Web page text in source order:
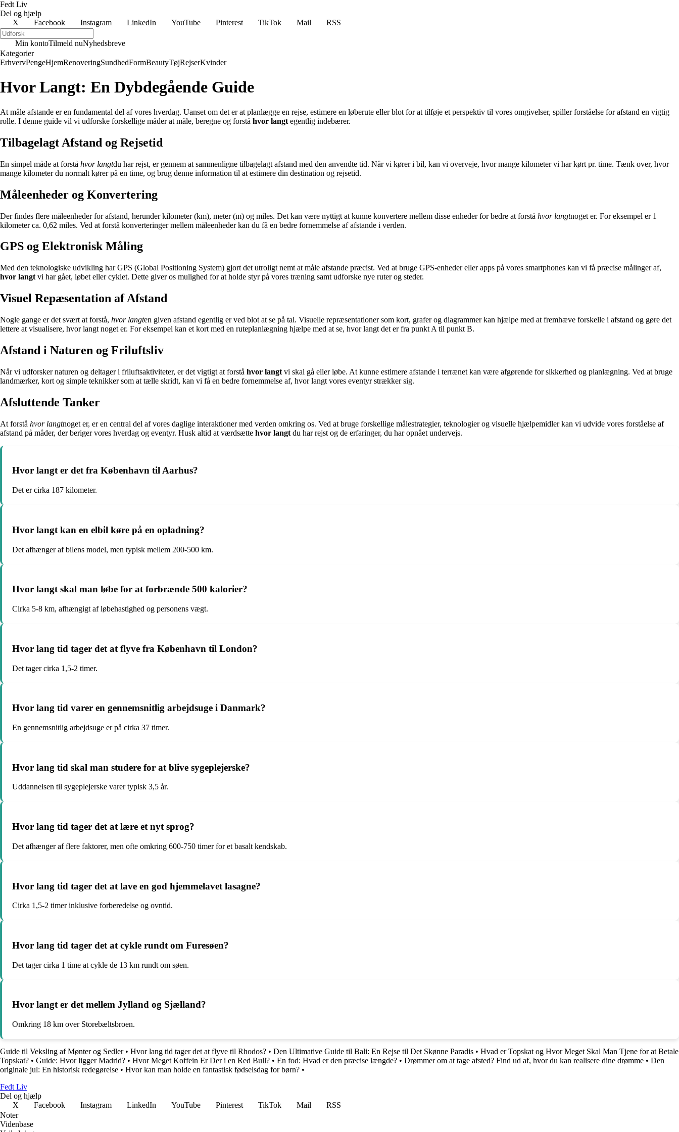
Fedt Liv
Del og hjælp
X
Facebook Instagram LinkedIn YouTube Pinterest TikTok Mail RSS
Min kontoTilmeld nuNyhedsbreve
Kategorier
ErhvervPengeHjemRenoveringSundhedFormBeautyTøjRejserKvinder
Hvor Langt: En Dybdegående Guide
At måle afstande er en fundamental del af vores hverdag. Uanset om det er at planlægge en rejse, estimere en løberute eller blot for at tilføje et perspektiv til vores omgivelser, spiller forståelse for afstand en vigtig
rolle. I denne guide vil vi udforske forskellige måder at måle, beregne og forstå hvor langt egentlig indebærer.
Tilbagelagt Afstand og Rejsetid
En simpel måde at forstå hvor langtdu har rejst, er gennem at sammenligne tilbagelagt afstand med den anvendte tid. Når vi kører i bil, kan vi overveje, hvor mange kilometer vi har kørt pr. time. Tænk over, hvor
mange kilometer du normalt kører på en time, og brug denne information til at estimere din destination og rejsetid.
Måleenheder og Konvertering
Der findes flere måleenheder for afstand, herunder kilometer (km), meter (m) og miles. Det kan være nyttigt at kunne konvertere mellem disse enheder for bedre at forstå hvor langtnoget er. For eksempel er 1
kilometer ca. 0,62 miles. Ved at forstå konverteringer mellem måleenheder kan du få en bedre fornemmelse af afstande i verden.
GPS og Elektronisk Måling
Med den teknologiske udvikling har GPS (Global Positioning System) gjort det utroligt nemt at måle afstande præcist. Ved at bruge GPS-enheder eller apps på vores smartphones kan vi få præcise målinger af,
hvor langt vi har gået, løbet eller cyklet. Dette giver os mulighed for at holde styr på vores træning samt udforske nye ruter og steder.
Visuel Repæsentation af Afstand
Nogle gange er det svært at forstå, hvor langten given afstand egentlig er ved blot at se på tal. Visuelle repræsentationer som kort, grafer og diagrammer kan hjælpe med at fremhæve forskelle i afstand og gøre det
lettere at visualisere, hvor langt noget er. For eksempel kan et kort med en ruteplanlægning hjælpe med at se, hvor langt det er fra punkt A til punkt B.
Afstand i Naturen og Friluftsliv
Når vi udforsker naturen og deltager i friluftsaktiviteter, er det vigtigt at forstå hvor langt vi skal gå eller løbe. At kunne estimere afstande i terrænet kan være afgørende for sikkerhed og planlægning. Ved at bruge
landmærker, kort og simple teknikker som at tælle skridt, kan vi få en bedre fornemmelse af, hvor langt vores eventyr strækker sig.
Afsluttende Tanker
At forstå hvor langtnoget er, er en central del af vores daglige interaktioner med verden omkring os. Ved at bruge forskellige målestrategier, teknologier og visuelle hjælpemidler kan vi udvide vores forståelse af
afstand på måder, der beriger vores hverdag og eventyr. Husk altid at værdsætte hvor langt du har rejst og de erfaringer, du har opnået undervejs.
Hvor langt er det fra København til Aarhus?
Det er cirka 187 kilometer.
Hvor langt kan en elbil køre på en opladning?
Det afhænger af bilens model, men typisk mellem 200-500 km.
Hvor langt skal man løbe for at forbrænde 500 kalorier?
Cirka 5-8 km, afhængigt af løbehastighed og personens vægt.
Hvor lang tid tager det at flyve fra København til London?
Det tager cirka 1,5-2 timer.
Hvor lang tid varer en gennemsnitlig arbejdsuge i Danmark?
En gennemsnitlig arbejdsuge er på cirka 37 timer.
Hvor lang tid skal man studere for at blive sygeplejerske?
Uddannelsen til sygeplejerske varer typisk 3,5 år.
Hvor lang tid tager det at lære et nyt sprog?
Det afhænger af flere faktorer, men ofte omkring 600-750 timer for et basalt kendskab.
Hvor lang tid tager det at lave en god hjemmelavet lasagne?
Cirka 1,5-2 timer inklusive forberedelse og ovntid.
Hvor lang tid tager det at cykle rundt om Furesøen?
Det tager cirka 1 time at cykle de 13 km rundt om søen.
Hvor langt er det mellem Jylland og Sjælland?
Omkring 18 km over Storebæltsbroen.
Guide til Veksling af Mønter og Sedler• Hvor lang tid tager det at flyve til Rhodos? • Den Ultimative Guide til Bali: En Rejse til Det Skønne Paradis • Hvad er Topskat og Hvor Meget Skal Man Tjene for at Betale
Topskat? • Guide: Hvor ligger Madrid? • Hvor Meget Koffein Er Der i en Red Bull? • En fod: Hvad er den præcise længde? • Drømmer om at tage afsted? Find ud af, hvor du kan realisere dine drømme • Den
originale jul: En historisk redegørelse • Hvor kan man holde en fantastisk fødselsdag for børn? •
Fedt Liv
Del og hjælp
X
Facebook Instagram LinkedIn YouTube Pinterest TikTok Mail
RSS
Noter
Videnbase